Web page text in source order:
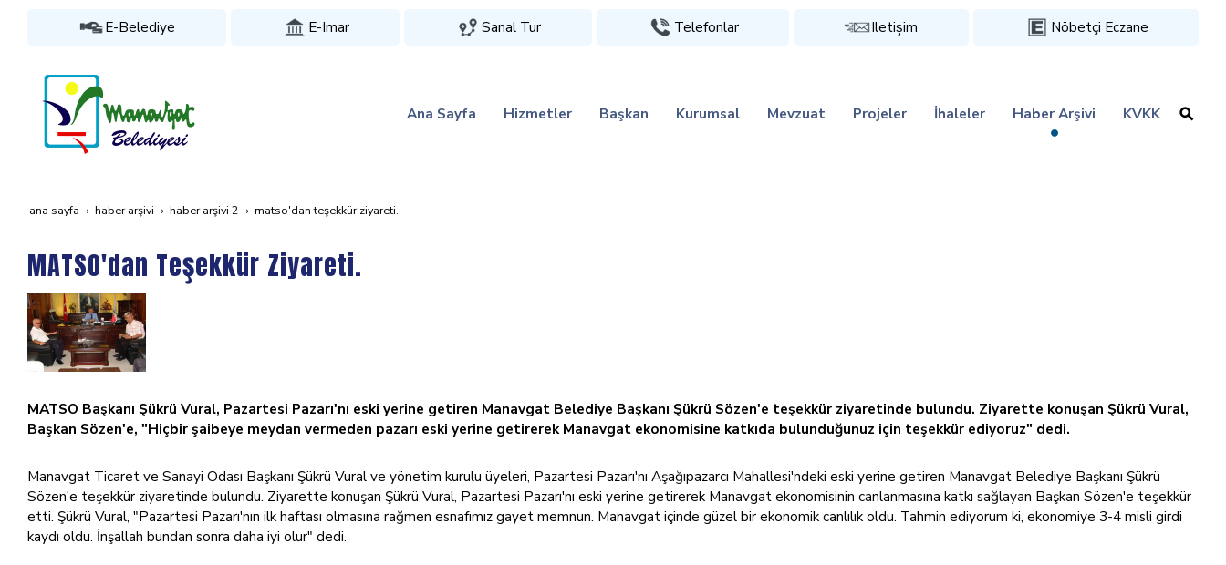
E-Belediye E-Imar Sanal Tur Telefonlar Iletişim Nöbetçi Eczane
Ana Sayfa Hizmetler Başkan Kurumsal Mevzuat Projeler İhaleler Haber Arşivi KVKK
ana sayfa haber arşivi haber arşivi 2 matso'dan teşekkür ziyareti.
MATSO'dan Teşekkür Ziyareti.
MATSO Başkanı Şükrü Vural, Pazartesi Pazarı'nı eski yerine getiren Manavgat Belediye Başkanı Şükrü Sözen'e teşekkür ziyaretinde bulundu. Ziyarette konuşan Şükrü Vural,
Başkan Sözen'e, "Hiçbir şaibeye meydan vermeden pazarı eski yerine getirerek Manavgat ekonomisine katkıda bulunduğunuz için teşekkür ediyoruz" dedi.
Manavgat Ticaret ve Sanayi Odası Başkanı Şükrü Vural ve yönetim kurulu üyeleri, Pazartesi Pazarı'nı Aşağıpazarcı Mahallesi'ndeki eski yerine getiren Manavgat Belediye Başkanı Şükrü
Sözen'e teşekkür ziyaretinde bulundu. Ziyarette konuşan Şükrü Vural, Pazartesi Pazarı'nı eski yerine getirerek Manavgat ekonomisinin canlanmasına katkı sağlayan Başkan Sözen'e teşekkür
etti. Şükrü Vural, "Pazartesi Pazarı'nın ilk haftası olmasına rağmen esnafımız gayet memnun. Manavgat içinde güzel bir ekonomik canlılık oldu. Tahmin ediyorum ki, ekonomiye 3-4 misli girdi
kaydı oldu. İnşallah bundan sonra daha iyi olur" dedi.